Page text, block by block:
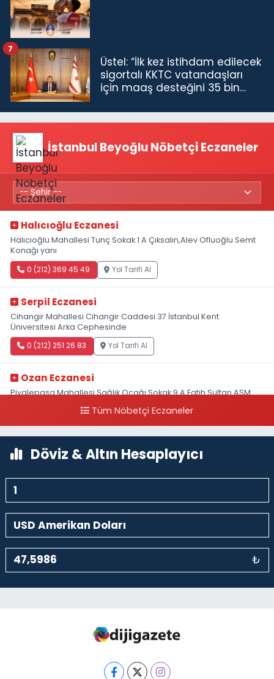
Üstel: “İlk kez istihdam edilecek
sigortalı KKTC vatandaşları
için maaş desteğini 35 bin
7
İstanbul Beyoğlu Nöbetçi Eczaneler
Halıcıoğlu Eczanesi
Halıcıoğlu Mahallesi Tunç Sokak 1 A Çıksalın,Alev Ofluoğlu Semt
Konağı yanı
0 (212) 369 45 49 Yol Tarifi Al
Serpil Eczanesi
Cihangir Mahallesi Cihangir Caddesi 37 İstanbul Kent
Üniversitesi Arka Cephesinde
0 (212) 251 26 83 Yol Tarifi Al
Ozan Eczanesi
Piyalepaşa Mahallesi Sağlık Ocağı Sokak 9 A Fatih Sultan ASM
Tüm Nöbetçi Eczaneler
Döviz & Altın Hesaplayıcı
₺